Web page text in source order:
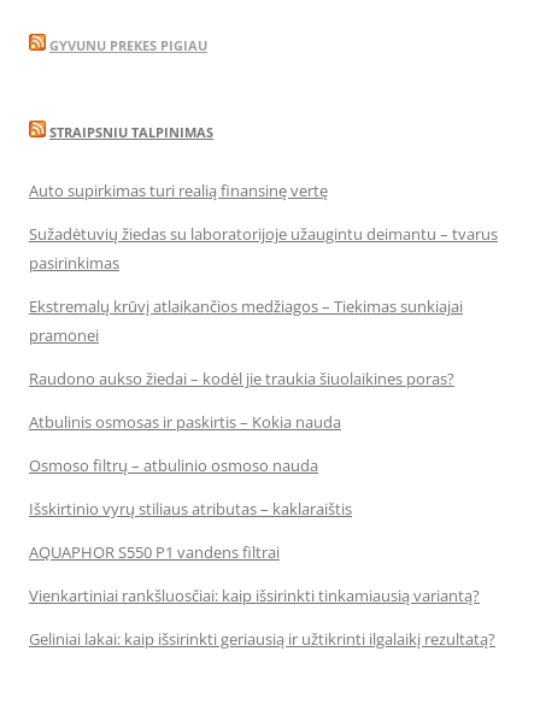
GYVUNU PREKES PIGIAU
STRAIPSNIU TALPINIMAS
Auto supirkimas turi realią finansinę vertę
Sužadėtuvių žiedas su laboratorijoje užaugintu deimantu – tvarus
pasirinkimas
Ekstremalų krūvį atlaikančios medžiagos – Tiekimas sunkiajai
pramonei
Raudono aukso žiedai – kodėl jie traukia šiuolaikines poras?
Atbulinis osmosas ir paskirtis – Kokia nauda
Osmoso filtrų – atbulinio osmoso nauda
Išskirtinio vyrų stiliaus atributas – kaklaraištis
AQUAPHOR S550 P1 vandens filtrai
Vienkartiniai rankšluosčiai: kaip išsirinkti tinkamiausią variantą?
Geliniai lakai: kaip išsirinkti geriausią ir užtikrinti ilgalaikį rezultatą?